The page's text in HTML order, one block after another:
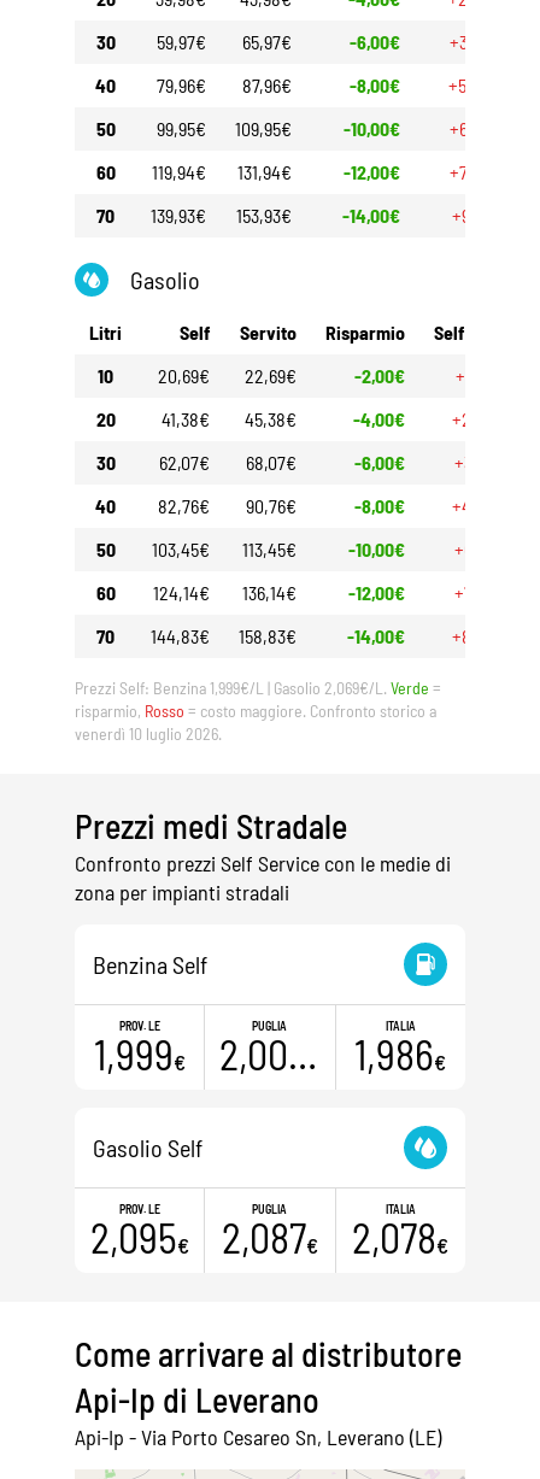
30
59,97€ 65,97€ -6,00€
+3,90€
40
79,96€ 87,96€ -8,00€
+5,20€
50
99,95€ 109,95€ -10,00€
+6,50€
60
119,94€ 131,94€ -12,00€
+7,80€
70
139,93€ 153,93€ -14,00€ +9,10€
Gasolio
Litri Self Servito Risparmio Self 30gg
10
20,69€ 22,69€ -2,00€
+1,20€
20
41,38€ 45,38€ -4,00€
+2,40€
30
62,07€ 68,07€ -6,00€
+3,60€
40
82,76€ 90,76€ -8,00€
+4,80€
50
103,45€ 113,45€ -10,00€
+6,00€
60
124,14€ 136,14€ -12,00€
+7,20€
70
144,83€ 158,83€ -14,00€ +8,40€
Prezzi Self: Benzina 1,999€/L | Gasolio 2,069€/L. Verde =
risparmio, Rosso = costo maggiore. Confronto storico a
venerdì 10 luglio 2026.
Prezzi medi Stradale
Confronto prezzi Self Service con le medie di
zona per impianti stradali
Benzina Self
PROV. LE
1,999€
PUGLIA
2,000€
ITALIA
1,986€
Gasolio Self
PROV. LE
2,095€
PUGLIA
2,087€
ITALIA
2,078€
Come arrivare al distributore
Api-Ip di Leverano
Api-Ip - Via Porto Cesareo Sn, Leverano (LE)